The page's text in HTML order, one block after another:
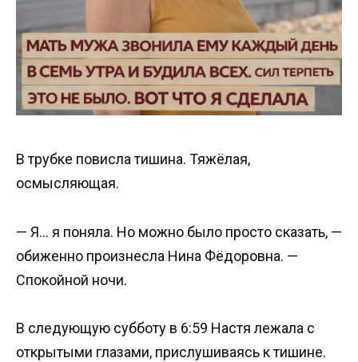
В трубке повисла тишина. Тяжёлая,
осмысляющая.
— Я… я поняла. Но можно было просто сказать, —
обиженно произнесла Нина Фёдоровна. —
Спокойной ночи.
В следующую субботу в 6:59 Настя лежала с
открытыми глазами, прислушиваясь к тишине.